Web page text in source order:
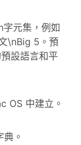
元集，例如
\nBig 5。預
設語言和平
OS 中建立。
。